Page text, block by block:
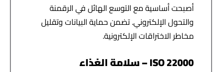
أصبحت أساسية مع التوسع الهائل في الرقمنة
والتحول الإلكتروني. تضمن حماية البيانات وتقليل
مخاطر الاختراقات الإلكترونية.
ISO 22000 – سلامة الغذاء